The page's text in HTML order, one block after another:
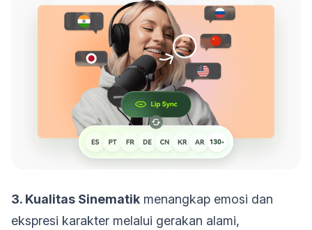
3. Kualitas Sinematik menangkap emosi dan
ekspresi karakter melalui gerakan alami,